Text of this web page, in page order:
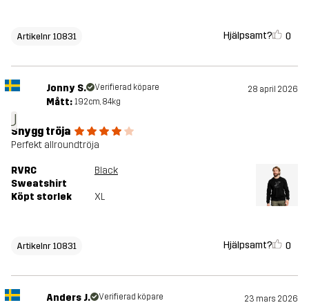
Artikelnr 10831 Hjälpsamt? 0
J
Jonny S. Verifierad köpare 28 april 2026
Mått: 192cm, 84kg
Snygg tröja
Perfekt allroundtröja
RVRC
Sweatshirt
Black
Köpt storlek XL
Artikelnr 10831 Hjälpsamt? 0
Anders J. Verifierad köpare 23 mars 2026